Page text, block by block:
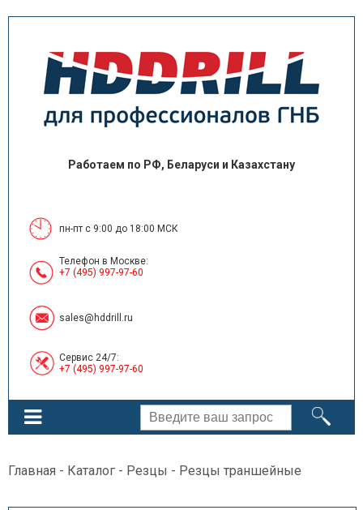
Работаем по РФ, Беларуси и Казахстану
пн-пт с 9:00 до 18:00 МСК
Телефон в Москве:
+7 (495) 997-97-60
sales@hddrill.ru
Сервис 24/7:
+7 (495) 997-97-60
Главная - Каталог - Резцы - Резцы траншейные